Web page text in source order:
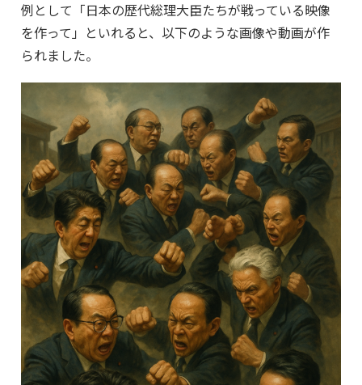
例として「日本の歴代総理大臣たちが戦っている映像
を作って」といれると、以下のような画像や動画が作
られました。